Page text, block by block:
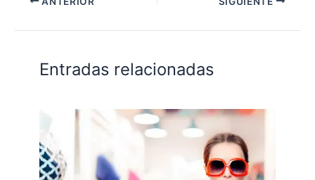
Entradas relacionadas